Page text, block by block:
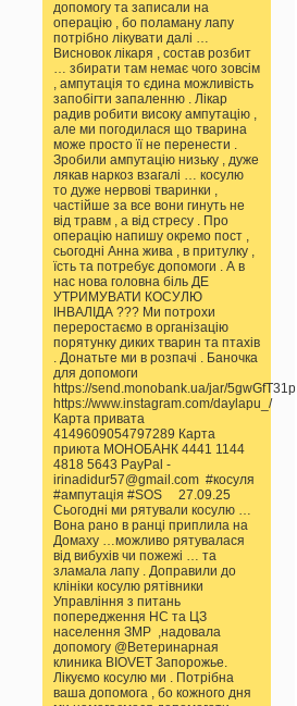
допомогу та записали на
операцію , бо поламану лапу
потрібно лікувати далі …
Висновок лікаря , состав розбит
… збирати там немає чого зовсім
, ампутація то єдина можливість
запобігти запаленню . Лікар
радив робити високу ампутацію ,
але ми погодилася що тварина
може просто її не перенести .
Зробили ампутацію низьку , дуже
лякав наркоз взагалі … косулю
то дуже нервові тваринки ,
частійше за все вони гинуть не
від травм , а від стресу . Про
операцію напишу окремо пост ,
сьогодні Анна жива , в притулку ,
їсть та потребує допомоги . А в
нас нова головна біль ДЕ
УТРИМУВАТИ КОСУЛЮ
ІНВАЛІДА ??? Ми потрохи
переростаємо в організацію
порятунку диких тварин та птахів
. Донатьте ми в розпачі . Баночка
для допомоги
https://send.monobank.ua/jar/5gwGfT31pp
https://www.instagram.com/daylapu_/
Карта привата
4149609054797289 Карта
приюта МОНОБАНК 4441 1144
4818 5643 PayPal -
irinadidur57@gmail.com #косуля
#ампутація #SOS 27.09.25
Сьогодні ми рятували косулю …
Вона рано в ранці приплила на
Домаху …можливо рятувалася
від вибухів чи пожежі … та
зламала лапу . Доправили до
клініки косулю рятівники
Управління з питань
попередження НС та ЦЗ
населення ЗМР ,надовала
допомогу @Ветеринарная
клиника BIOVET Запорожье.
Лікуємо косулю ми . Потрібна
ваша допомога , бо кожного дня